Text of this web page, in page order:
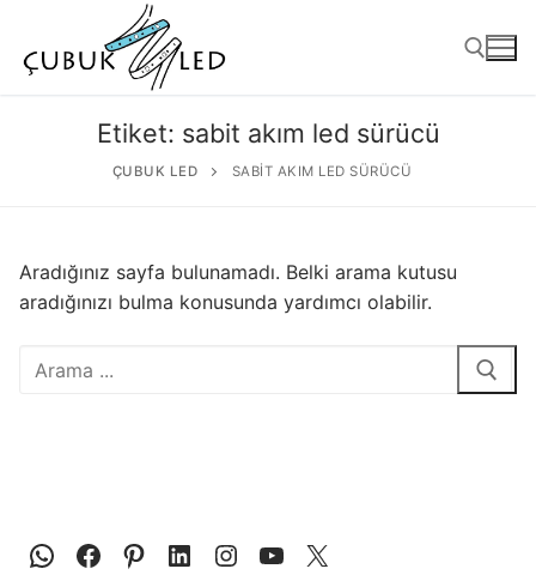
Etiket: sabit akım led sürücü
ÇUBUK LED SABIT AKIM LED SÜRÜCÜ
Aradığınız sayfa bulunamadı. Belki arama kutusu
aradığınızı bulma konusunda yardımcı olabilir.